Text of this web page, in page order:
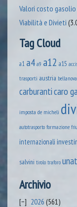
Valori costo gasolio
Viabilità e Divieti
Tag Cloud
a1 a4 a9 a12 a15
trasporti austria bellanova
carburanticaro
imposta de micheli
autotrasporto formazione
internazionali
salvini tirolo traforo
Archivio
2026 (561)